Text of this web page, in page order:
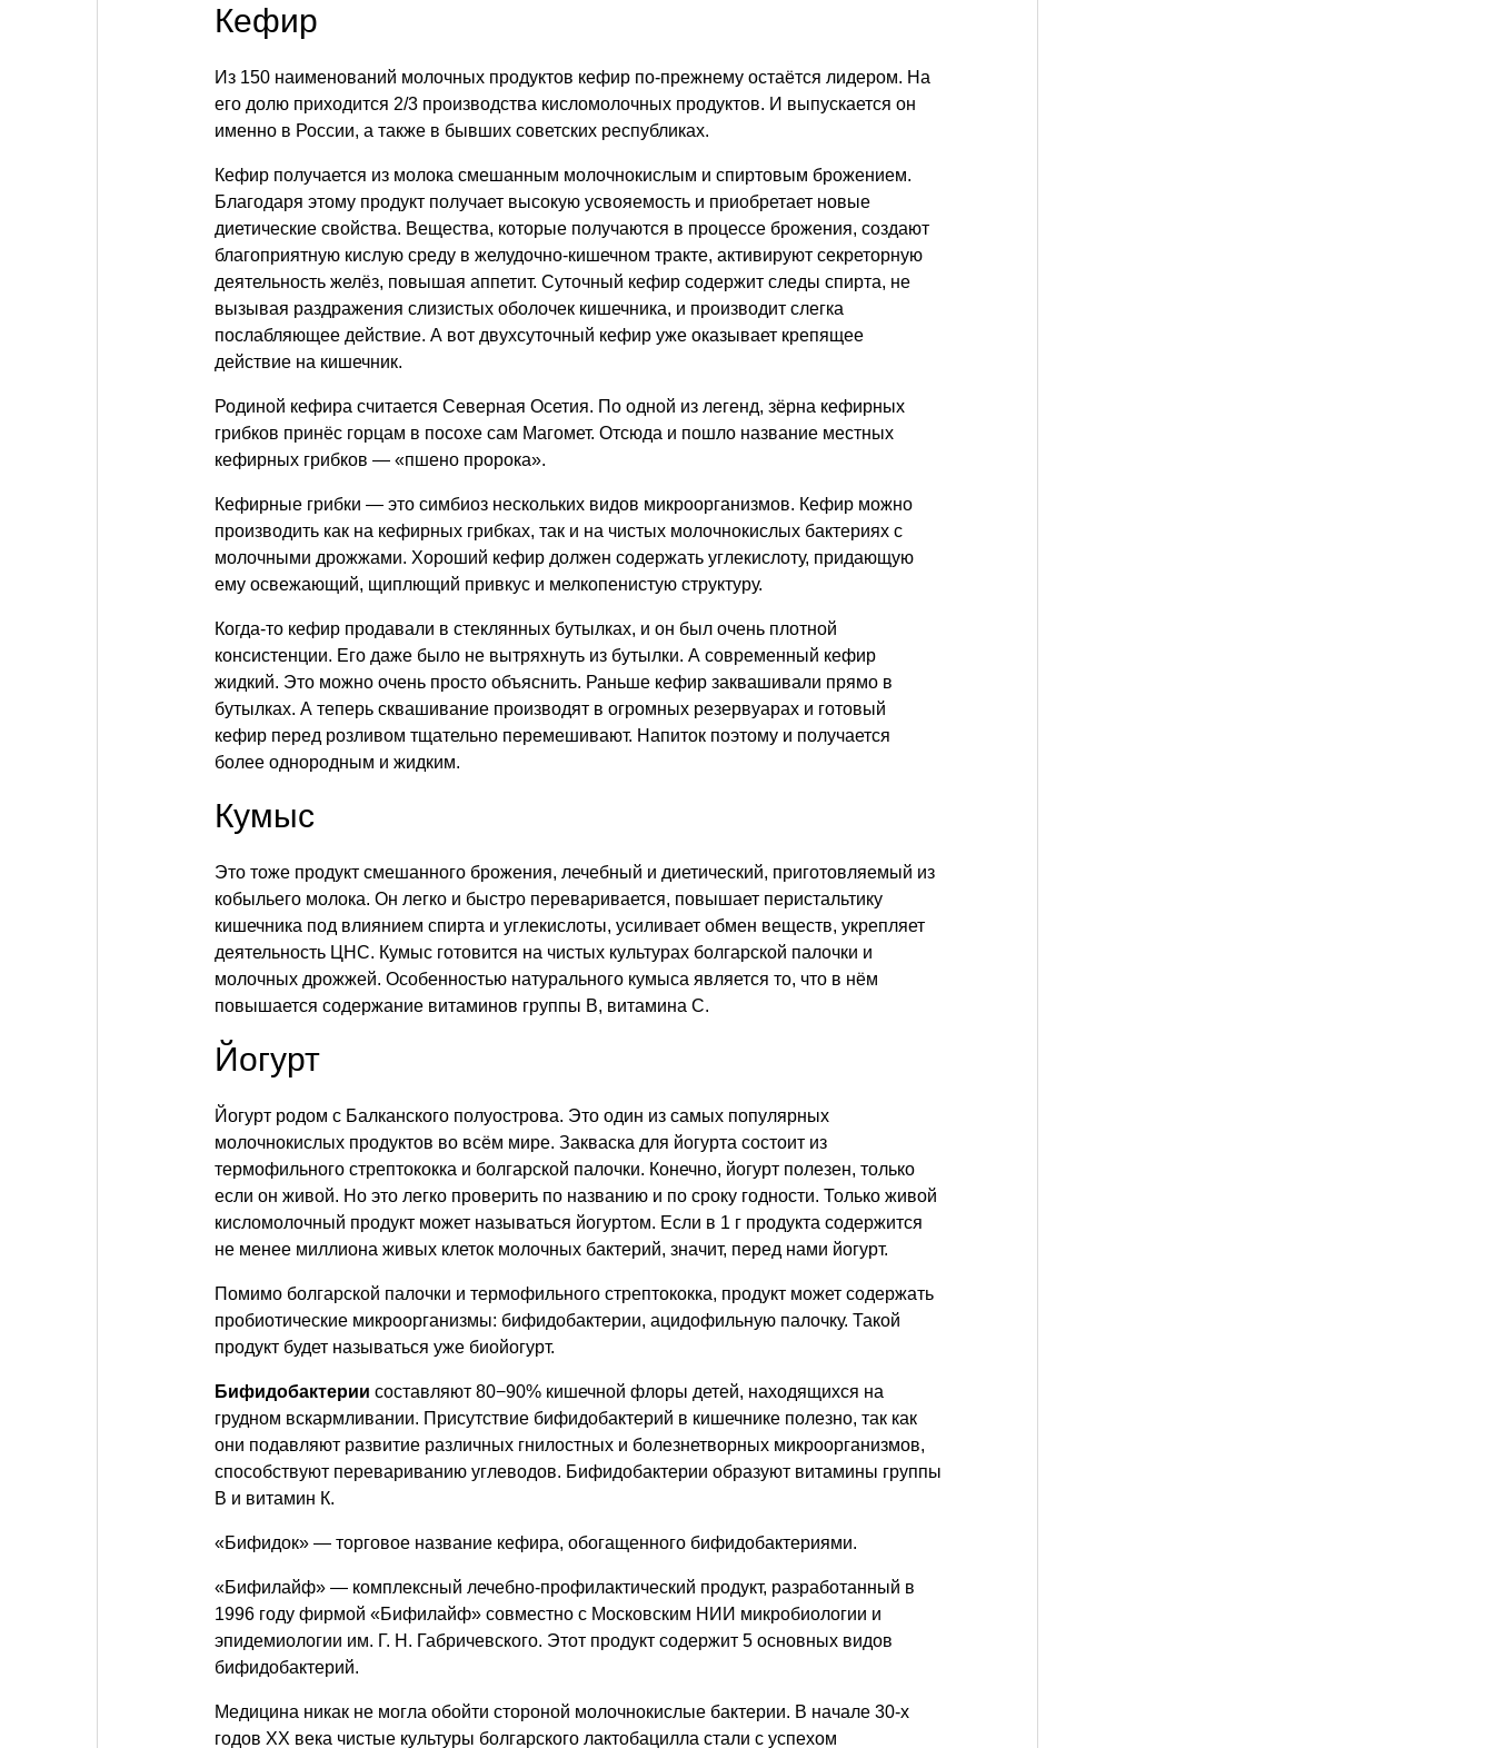
Кефир
Из 150 наименований молочных продуктов кефир по-прежнему остаётся лидером. На
его долю приходится 2/3 производства кисломолочных продуктов. И выпускается он
именно в России, а также в бывших советских республиках.
Кефир получается из молока смешанным молочнокислым и спиртовым брожением.
Благодаря этому продукт получает высокую усвояемость и приобретает новые
диетические свойства. Вещества, которые получаются в процессе брожения, создают
благоприятную кислую среду в желудочно-кишечном тракте, активируют секреторную
деятельность желёз, повышая аппетит. Суточный кефир содержит следы спирта, не
вызывая раздражения слизистых оболочек кишечника, и производит слегка
послабляющее действие. А вот двухсуточный кефир уже оказывает крепящее
действие на кишечник.
Родиной кефира считается Северная Осетия. По одной из легенд, зёрна кефирных
грибков принёс горцам в посохе сам Магомет. Отсюда и пошло название местных
кефирных грибков — «пшено пророка».
Кефирные грибки — это симбиоз нескольких видов микроорганизмов. Кефир можно
производить как на кефирных грибках, так и на чистых молочнокислых бактериях с
молочными дрожжами. Хороший кефир должен содержать углекислоту, придающую
ему освежающий, щиплющий привкус и мелкопенистую структуру.
Когда-то кефир продавали в стеклянных бутылках, и он был очень плотной
консистенции. Его даже было не вытряхнуть из бутылки. А современный кефир
жидкий. Это можно очень просто объяснить. Раньше кефир заквашивали прямо в
бутылках. А теперь сквашивание производят в огромных резервуарах и готовый
кефир перед розливом тщательно перемешивают. Напиток поэтому и получается
более однородным и жидким.
Кумыс
Это тоже продукт смешанного брожения, лечебный и диетический, приготовляемый из
кобыльего молока. Он легко и быстро переваривается, повышает перистальтику
кишечника под влиянием спирта и углекислоты, усиливает обмен веществ, укрепляет
деятельность ЦНС. Кумыс готовится на чистых культурах болгарской палочки и
молочных дрожжей. Особенностью натурального кумыса является то, что в нём
повышается содержание витаминов группы В, витамина С.
Йогурт
Йогурт родом с Балканского полуострова. Это один из самых популярных
молочнокислых продуктов во всём мире. Закваска для йогурта состоит из
термофильного стрептококка и болгарской палочки. Конечно, йогурт полезен, только
если он живой. Но это легко проверить по названию и по сроку годности. Только живой
кисломолочный продукт может называться йогуртом. Если в 1 г продукта содержится
не менее миллиона живых клеток молочных бактерий, значит, перед нами йогурт.
Помимо болгарской палочки и термофильного стрептококка, продукт может содержать
пробиотические микроорганизмы: бифидобактерии, ацидофильную палочку. Такой
продукт будет называться уже биойогурт.
Бифидобактерии составляют 80−90% кишечной флоры детей, находящихся на
грудном вскармливании. Присутствие бифидобактерий в кишечнике полезно, так как
они подавляют развитие различных гнилостных и болезнетворных микроорганизмов,
способствуют перевариванию углеводов. Бифидобактерии образуют витамины группы
В и витамин К.
«Бифидок» — торговое название кефира, обогащенного бифидобактериями.
«Бифилайф» — комплексный лечебно-профилактический продукт, разработанный в
1996 году фирмой «Бифилайф» совместно с Московским НИИ микробиологии и
эпидемиологии им. Г. Н. Габричевского. Этот продукт содержит 5 основных видов
бифидобактерий.
Медицина никак не могла обойти стороной молочнокислые бактерии. В начале 30-х
годов ХХ века чистые культуры болгарского лактобацилла стали с успехом